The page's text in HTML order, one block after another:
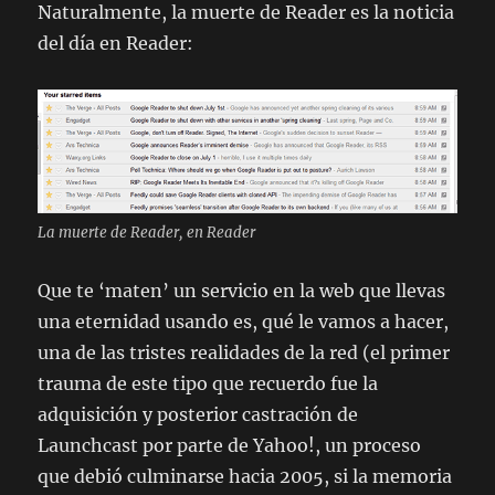
Naturalmente, la muerte de Reader es la noticia
del día en Reader:
La muerte de Reader, en Reader
Que te ‘maten’ un servicio en la web que llevas
una eternidad usando es, qué le vamos a hacer,
una de las tristes realidades de la red (el primer
trauma de este tipo que recuerdo fue la
adquisición y posterior castración de
Launchcast por parte de Yahoo!, un proceso
que debió culminarse hacia 2005, si la memoria